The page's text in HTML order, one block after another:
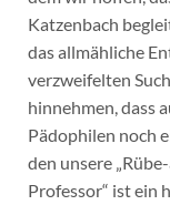
Katzenbach
das allmähliche
verzweifelten
hinnehmen, dass
Pädophilen noch
den unsere
Professor“ ist ein